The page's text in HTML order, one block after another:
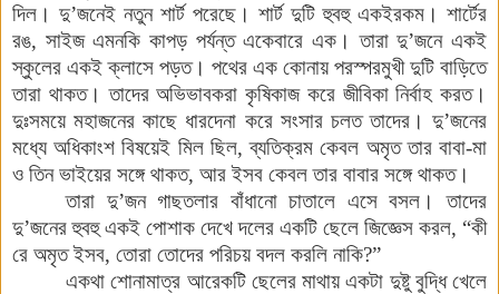
দিল । দু’জনেই নতুন শার্ট পরেছে । শার্ট দুটি হুবহু একইরকম । শার্টের
রঙ, সাইজ এমনকি কাপড় পর্যন্ত একেবারে এক । তারা দু’জনে একই
স্কুলের একই ক্লাসে পড়ত। পথের এক কোনায় পরস্পরমুখী দুটি বাড়িতে
তারা থাকত। তাদের অভিভাবকরা কৃষিকাজ করে জীবিকা নির্বাহ করত।
দুঃসময়ে মহাজনের কাছে ধারদেনা করে সংসার চলত তাদের। দু’জনের
মধ্যে অধিকাংশ বিষয়েই মিল ছিল, ব্যতিক্রম কেবল অমৃত তার বাবা-মা
ও তিন ভাইয়ের সঙ্গে থাকত, আর ইসব কেবল তার বাবার সঙ্গে থাকত।
তারা দু’জন গাছতলার বাঁধানো চাতালে এসে বসল ।
তাদের
দু’জনের হুবহু একই পোশাক দেখে দলের একটি ছেলে জিজ্ঞেস করল, “কী
রে অমৃত ইসব, তোরা তোদের পরিচয় বদল করলি নাকি?”
একথা শোনামাত্র আরেকটি ছেলের মাথায় একটা দুষ্টু বুদ্ধি খেলে